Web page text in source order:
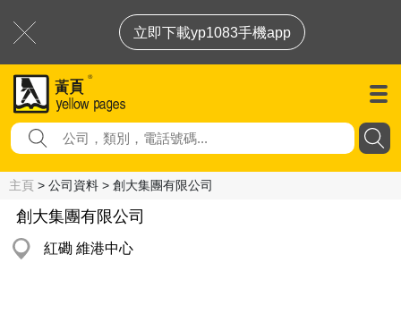
立即下載yp1083手機app
主頁 > 公司資料 > 創大集團有限公司
創大集團有限公司
紅磡 維港中心